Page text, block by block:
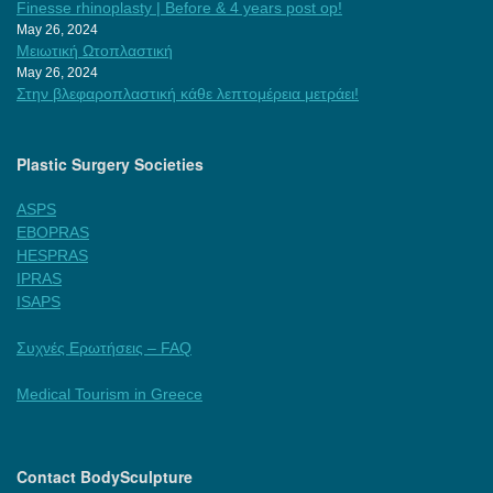
Finesse rhinoplasty | Before & 4 years post op!
May 26, 2024
Μειωτική Ωτοπλαστική
May 26, 2024
Στην βλεφαροπλαστική κάθε λεπτομέρεια μετράει!
Plastic Surgery Societies
ASPS
EBOPRAS
HESPRAS
IPRAS
ISAPS
Συχνές Ερωτήσεις – FAQ
Medical Tourism in Greece
Contact BodySculpture